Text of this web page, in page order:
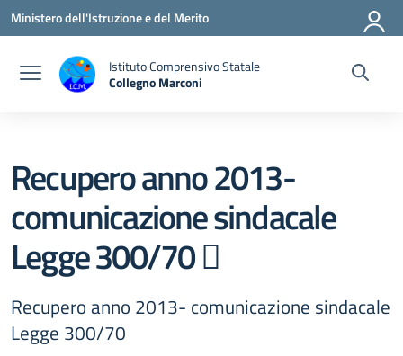
Vai ai contenuti
Vai al menu di navigazione
Vai al footer
Ministero dell'Istruzione e del Merito
Istituto Comprensivo Statale
Collegno Marconi
Recupero anno 2013-
comunicazione sindacale
Legge 300/70 
Recupero anno 2013- comunicazione sindacale
Legge 300/70